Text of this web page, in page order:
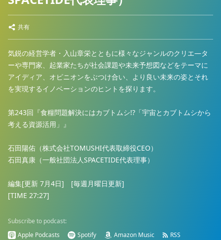
共有
気鋭の経営学者・入山章栄とともに様々なジャンルのクリエ―タ
ーや専門家、起業家たちが社会課題や未来予想図などをテーマに
アイディア、オピニオンをぶつけ合い、より良い未来の姿とそれ
を実現するイノベーションのヒントを探ります。
第243回『食糧問題解決にはカブトムシ!?「宇宙とカブトムシから
考える資源活用」』
石田陽佑（株式会社TOMUSHI代表取締役CEO）
石田真康（一般社団法人SPACETIDE代表理事）
編集[更新 7月4日] [毎週月曜日更新]
[TIME 27:27]
Subscribe to podcast:
Apple Podcasts
Spotify Amazon Music RSS